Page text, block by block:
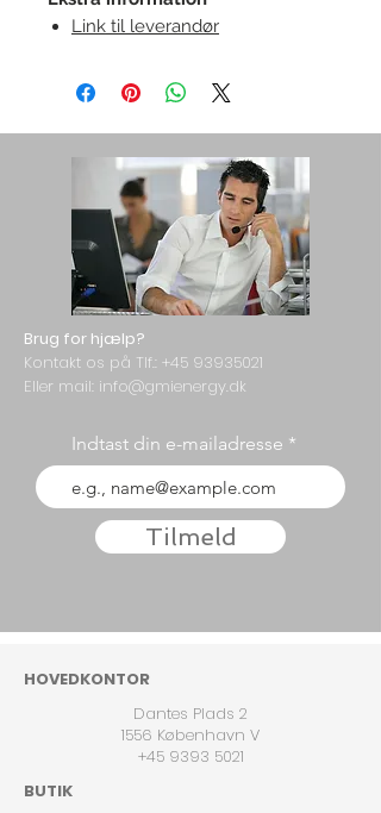
Link til leverandør
Brug for hjælp?
Kontakt os på Tlf.: +45 93935021
Eller mail: info@gmienergy.dk
Indtast din e-mailadresse
Tilmeld
HOVEDKONTOR
Dantes Plads 2
1556 København V
+45 9393 5021
BUTIK